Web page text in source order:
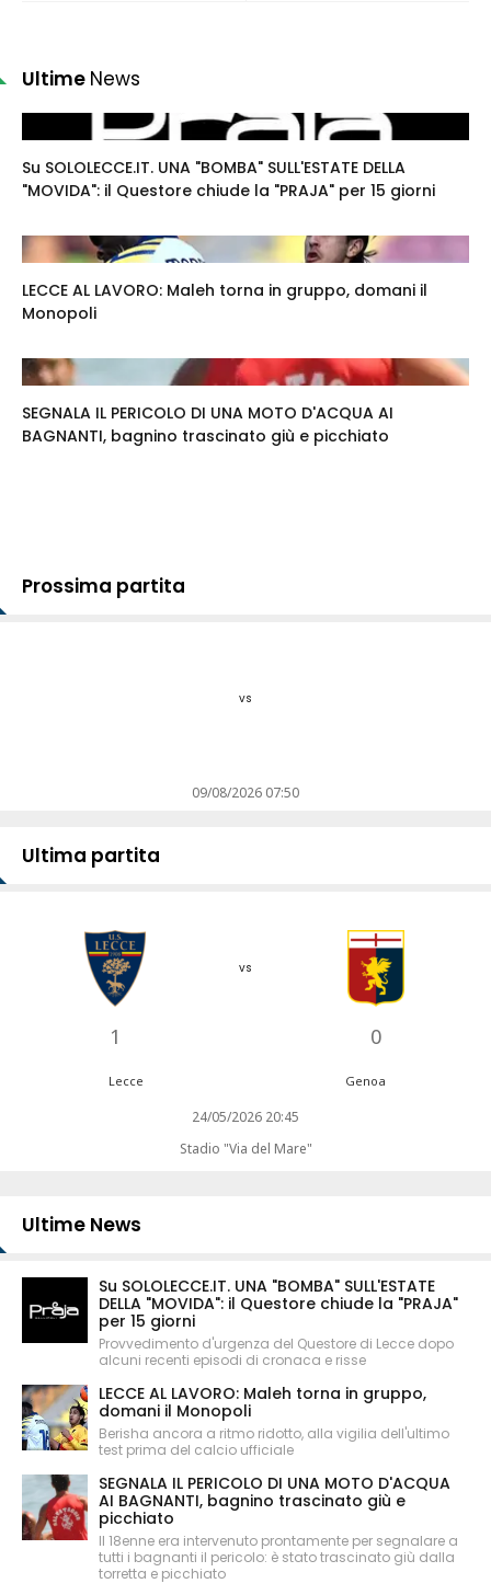
Ultime News
Su SOLOLECCE.IT. UNA "BOMBA" SULL'ESTATE DELLA
"MOVIDA": il Questore chiude la "PRAJA" per 15 giorni
LECCE AL LAVORO: Maleh torna in gruppo, domani il
Monopoli
SEGNALA IL PERICOLO DI UNA MOTO D'ACQUA AI
BAGNANTI, bagnino trascinato giù e picchiato
Prossima partita
vs
09/08/2026 07:50
Ultima partita
1
vs
0
Lecce Genoa
24/05/2026 20:45
Stadio "Via del Mare"
Ultime News
Su SOLOLECCE.IT. UNA "BOMBA" SULL'ESTATE
DELLA "MOVIDA": il Questore chiude la "PRAJA"
per 15 giorni
Provvedimento d'urgenza del Questore di Lecce dopo
alcuni recenti episodi di cronaca e risse
LECCE AL LAVORO: Maleh torna in gruppo,
domani il Monopoli
Berisha ancora a ritmo ridotto, alla vigilia dell'ultimo
test prima del calcio ufficiale
SEGNALA IL PERICOLO DI UNA MOTO D'ACQUA
AI BAGNANTI, bagnino trascinato giù e
picchiato
Il 18enne era intervenuto prontamente per segnalare a
tutti i bagnanti il pericolo: è stato trascinato giù dalla
torretta e picchiato